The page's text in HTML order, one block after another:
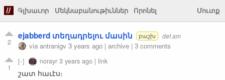
Գլխաւոր Մեկնաբանութիւններ Որոնել Մուտք
2
ejabberd տեղադրելու մասին բաշխ def.am
via antranigv 3 years ago | archive | 3 comments
1
norayr 3 years ago| link
շատ հաւէս։